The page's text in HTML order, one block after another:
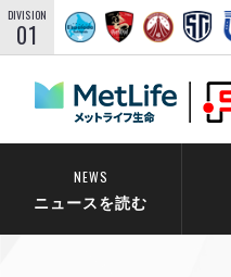
DIVISION
01
NEWS
ニュースを読む